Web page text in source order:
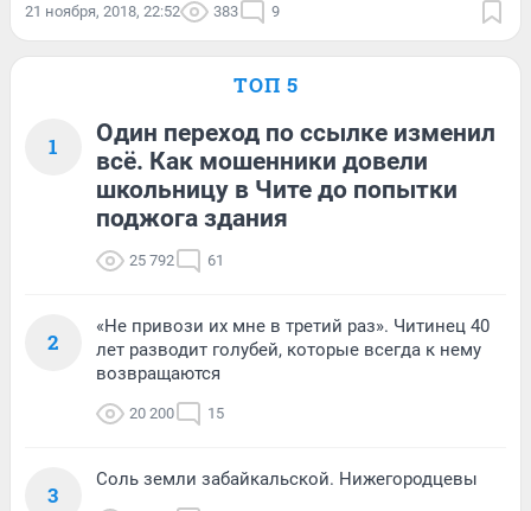
21 ноября, 2018, 22:52 383 9
ТОП 5
1
Один переход по ссылке изменил
всё. Как мошенники довели
школьницу в Чите до попытки
поджога здания
25 792 61
2
«Не привози их мне в третий раз». Читинец 40
лет разводит голубей, которые всегда к нему
возвращаются
20 200 15
3
Соль земли забайкальской. Нижегородцевы